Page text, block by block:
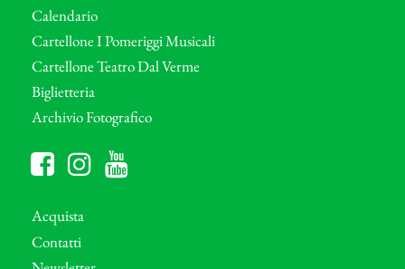
Calendario
Cartellone I Pomeriggi Musicali
Cartellone Teatro Dal Verme
Biglietteria
Archivio Fotografico
Acquista
Contatti